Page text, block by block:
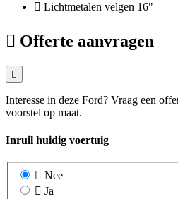
Lichtmetalen velgen 16"
Offerte aanvragen
Interesse in deze Ford? Vraag een
voorstel op maat.
Inruil huidig voertuig
Nee
Ja